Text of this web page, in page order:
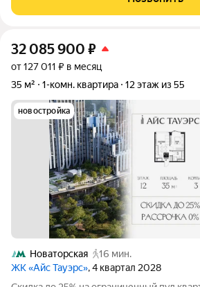
32 085 900 ₽
от 127 011 ₽ в месяц
35 м²
1-комн. квартира 12 этаж из 55
новостройка
Новаторская
16 мин.
ЖК «Айс Тауэрс», 4 квартал 2028